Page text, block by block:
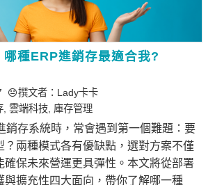
種ERP進銷存最適合我?
撰文者： Lady卡卡
,雲端科技 庫存管理
銷存系統時，常會遇到第一個難題：要
？兩種模式各有優缺點，選對方案不僅
確保未來營運更具彈性。本文將從部署
與擴充性四大面向，帶你了解哪一種